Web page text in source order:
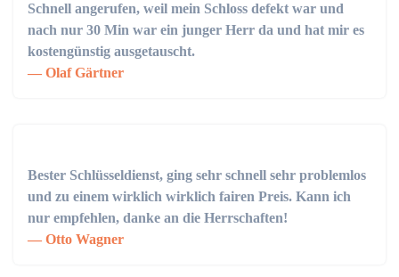
Schnell angerufen, weil mein Schloss defekt war und
nach nur 30 Min war ein junger Herr da und hat mir es
kostengünstig ausgetauscht.
Olaf Gärtner
Bester Schlüsseldienst, ging sehr schnell sehr problemlos
und zu einem wirklich wirklich fairen Preis. Kann ich
nur empfehlen, danke an die Herrschaften!
Otto Wagner